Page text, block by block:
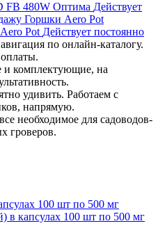
FB 480W Оптима Действует
Pot Действует постоянно
по онлайн-каталогу.
и комплектующие, на
удивить. Работаем с
напрямую.
необходимое для садоводов-
гроверов.